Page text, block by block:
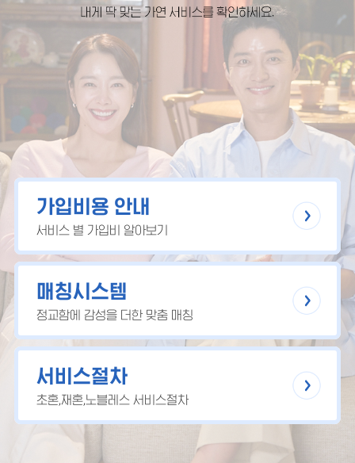
가입비용 안내
서비스 별 가입비 알아보기
매칭시스템
정교함에 감성을 더한 맞춤 매칭
서비스절차
초혼,재혼,노블레스 서비스절차